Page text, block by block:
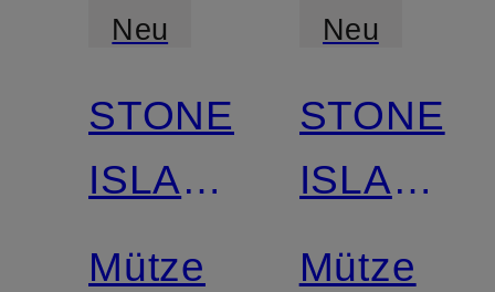
Neu
STONE
ISLAND
JUNIOR
Mütze
Neu
STONE
ISLAND
JUNIOR
Mütze